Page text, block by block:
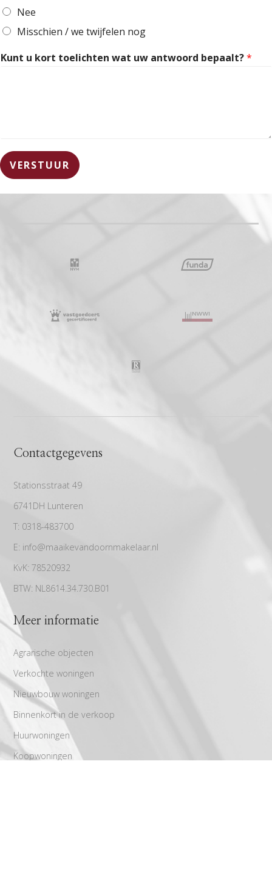
Nee
Misschien / we twijfelen nog
Kunt u kort toelichten wat uw antwoord bepaalt?*
VERSTUUR
Contactgegevens
Stationsstraat 49
6741DH Lunteren
T: 0318-483700
E: info@maaikevandoornmakelaar.nl
KvK: 78520932
BTW: NL8614.34.730.B01
Meer informatie
Agrarische objecten
Verkochte woningen
Nieuwbouw woningen
Binnenkort in de verkoop
Huurwoningen
Koopwoningen